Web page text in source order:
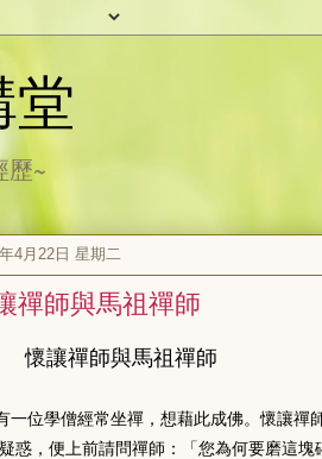
堂
歷~
4月22日 星期二
禪師與馬祖禪師
禪師與馬祖禪師
位學僧經常坐禪，想藉此成佛。懷讓禪師
惑，便上前請問禪師：「您為何要磨這塊